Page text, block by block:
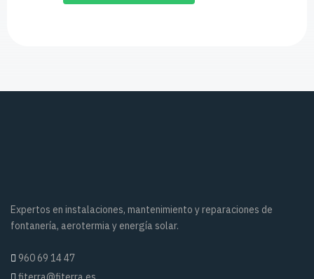
Expertos en instalaciones, mantenimiento y reparaciones de
fontanería, aerotermia y energía solar.
960 69 14 47